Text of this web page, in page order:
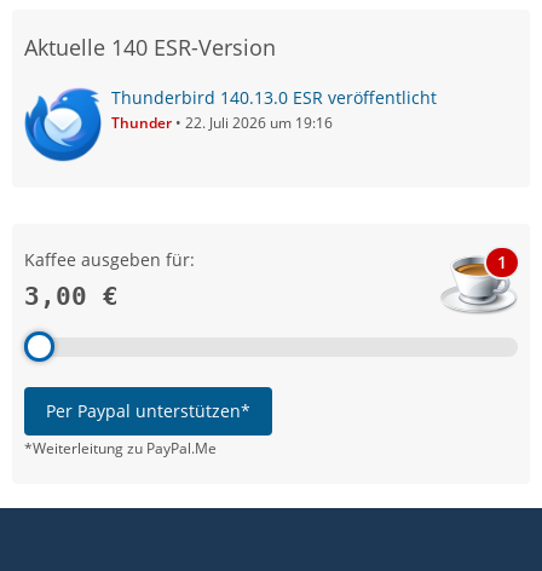
Aktuelle 140 ESR-Version
Thunderbird 140.13.0 ESR veröffentlicht
Thunder 22. Juli 2026 um 19:16
Kaffee ausgeben für:
3,00 €
1
Per Paypal unterstützen*
*Weiterleitung zu PayPal.Me